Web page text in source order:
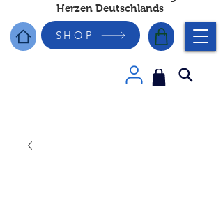
Herzen Deutschlands
SHOP